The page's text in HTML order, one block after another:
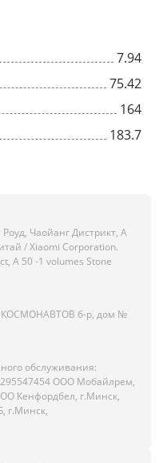
7.94
75.42
164
183.7
Чаойанг Дистрикт, А
/ Xiaomi Corporation.
A 50 -1 volumes Stone
КОСМОНАВТОВ б-р, дом №
обслуживания:
ООО Мобайлрем,
Кенфордбел, г.Минск,
г.Минск,